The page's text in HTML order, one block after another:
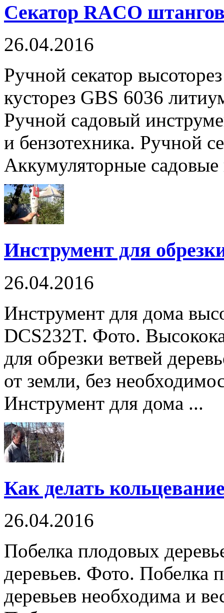
Секатор RACO
26.04.2016
Ручной секатор
кусторез GBS 6036
Ручной садовый
и бензотехника. Ручной
Аккумуляторные
Инструмент для
26.04.2016
Инструмент для дома
DCS232T. Фото.
для обрезки ветвей
от земли, без
Инструмент для дома ...
Как делать
26.04.2016
Побелка плодовых
деревьев. Фото. Побелка
деревьев необходима и